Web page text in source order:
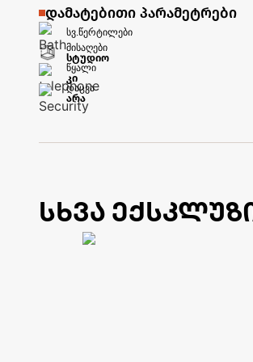
დამატებითი პარამეტრები
სვ.წერტილები
მისაღები
სტუდიო
წყალი
კი
დაცვა
არა
სხვა